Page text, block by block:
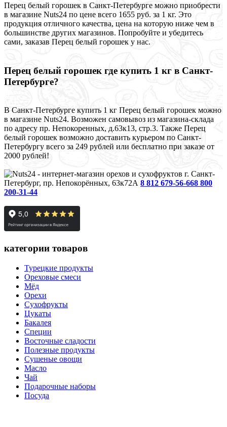
Перец белый горошек в Санкт-Петербурге можно приобрести
в магазине Nuts24 по цене всего 1655 руб. за 1 кг. Это
продукция отличного качества, цена на которую ниже чем в
большинстве других магазинов. Попробуйте и убедитесь
сами, заказав Перец белый горошек у нас.
Перец белый горошек где купить 1 кг в Санкт-
Петербурге?
В Санкт-Петербурге купить 1 кг Перец белый горошек можно
в магазине Nuts24. Возможен самовывоз из магазина-склада
по адресу пр. Непокоренных, д.63к13, стр.3. Также Перец
белый горошек возможно доставить курьером по Санкт-
Петербургу всего за 249 рублей или бесплатно при заказе от
2000 рублей!
г. Санкт-
Петербург, пр. Непокорённых, 63к72А 8 812 679-56-668 800
200-31-44
категории товаров
Турецкие продукты
Ореховые смеси
Мёд
Орехи
Сухофрукты
Цукаты
Бакалея
Специи
Восточные сладости
Полезные продукты
Сушеные овощи
Масло
Чай
Подарочные наборы
Посуда